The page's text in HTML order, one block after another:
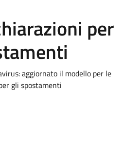
per
aggiornato il modello per le
gli spostamenti